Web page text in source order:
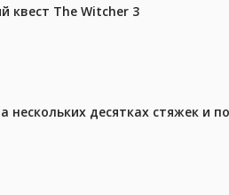
квест The Witcher 3
десятках стяжек и